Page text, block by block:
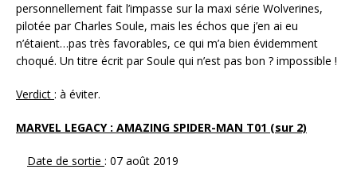
personnellement fait l’impasse sur la maxi série Wolverines,
pilotée par Charles Soule, mais les échos que j’en ai eu
n’étaient…pas très favorables, ce qui m’a bien évidemment
choqué. Un titre écrit par Soule qui n’est pas bon ? impossible !
Verdict : à éviter.
MARVEL LEGACY : AMAZING SPIDER-MAN T01 (sur 2)
Date de sortie : 07 août 2019